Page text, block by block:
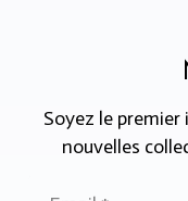
Soyez le
nouvelles